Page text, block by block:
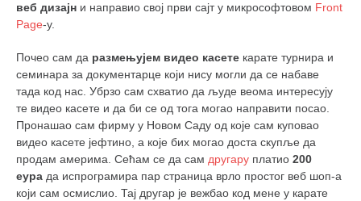
веб дизајн и направио свој први сајт у микрософтовом Front
Page-у.
Почео сам да размењујем видео касете карате турнира и
семинара за документарце који нису могли да се набаве
тада код нас. Убрзо сам схватио да људе веома интересују
те видео касете и да би се од тога могао направити посао.
Пронашао сам фирму у Новом Саду од које сам куповао
видео касете јефтино, а које бих могао доста скупље да
продам америма. Сећам се да сам другару платио 200
еура да испрограмира пар страница врло простог веб шоп-а
који сам осмислио. Тај другар је вежбао код мене у карате